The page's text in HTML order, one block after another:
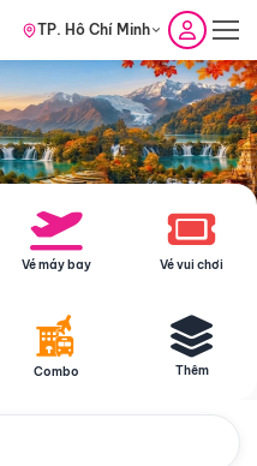
TP. Hồ Chí Minh
Vé máy bay Vé vui chơi
Combo Thêm